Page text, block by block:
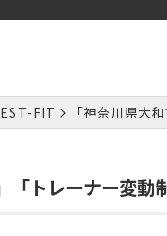
FIT 「神奈川県大
「トレーナー変動